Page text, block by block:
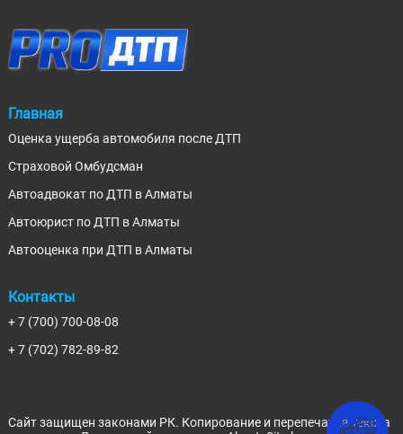
Главная
Оценка ущерба автомобиля после ДТП
Страховой Омбудсман
Автоадвокат по ДТП в Алматы
Автоюрист по ДТП в Алматы
Автооценка при ДТП в Алматы
Контакты
+ 7 (700) 700-08-08
+ 7 (702) 782-89-82
Сайт защищен законами РК. Копирование и перепечатка текста